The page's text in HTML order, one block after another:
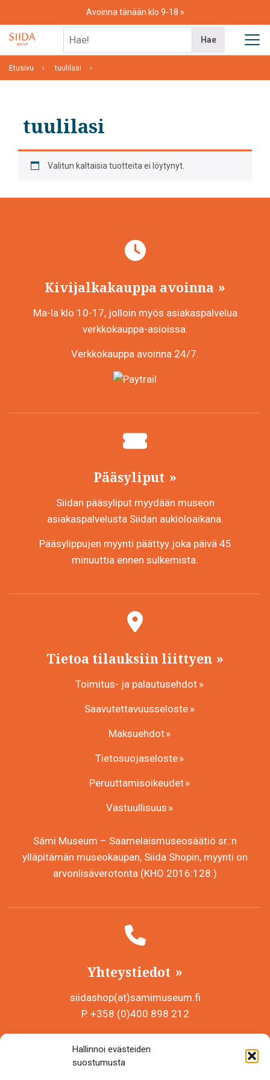
Hallinnoi evästeiden
suostumusta
content
Avoinna tänään klo 9-18
Hae
Etusivu tuulilasi
tuulilasi
Valitun kaltaisia tuotteita ei löytynyt.
Kivijalkakauppa avoinna
Ma-la klo 10-17, jolloin myös asiakaspalvelua
verkkokauppa-asioissa.
Verkkokauppa avoinna 24/7.
Pääsyliput
Siidan pääsyliput myydään museon
asiakaspalvelusta Siidan aukioloaikana.
Pääsylippujen myynti päättyy joka päivä 45
minuuttia ennen sulkemista.
Tietoa tilauksiin liittyen
Toimitus- ja palautusehdot
Saavutettavuusseloste
Maksuehdot
Tietosuojaseloste
Peruuttamisoikeudet
Vastuullisuus
Sámi Museum – Saamelaismuseosäätiö sr.:n
ylläpitämän museokaupan, Siida Shopin, myynti on
arvonlisäverotonta (KHO 2016:128.)
Yhteystiedot
siidashop(at)samimuseum.fi
P. +358 (0)400 898 212
Y-tunnus 0625907-2